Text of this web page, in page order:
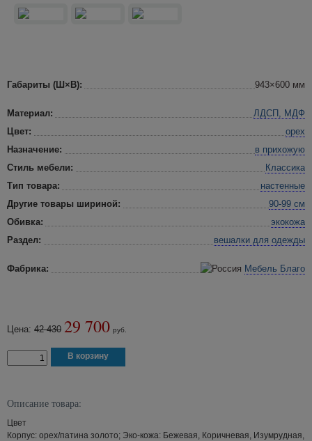
Габариты (Ш×В): 943×600 мм
Материал:
ЛДСП, МДФ
Цвет:
орех
Назначение:
в прихожую
Стиль мебели:
Классика
Тип товара:
настенные
Другие товары шириной:
90-99 см
Обивка:
экокожа
Раздел:
вешалки для одежды
Фабрика: Мебель Благо
Цена: 42 430 29 700 руб.
Описание товара:
Цвет
Корпус: орех/патина золото; Эко-кожа: Бежевая, Коричневая, Изумрудная,